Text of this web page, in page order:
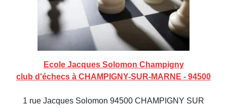
Ecole Jacques Solomon Champigny
club d'échecs à CHAMPIGNY-SUR-MARNE - 94500
1 rue Jacques Solomon 94500 CHAMPIGNY SUR